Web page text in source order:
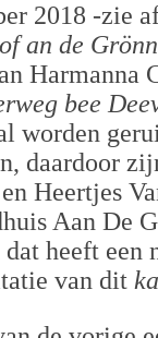
2018 -zie
an de
Harmanna
bee
worden
daardoor
Heertjes
Aan De
heeft een
van dit